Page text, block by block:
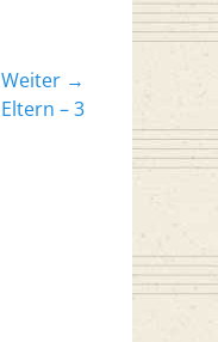
Weiter →
Eltern – 3